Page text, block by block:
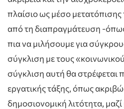
πλαίσιο ως μέσο
από τη διαπραγμάτευση -
πια να μιλήσουμε για
σύγκλιση με τους
σύγκλιση αυτή θα στρέφεται
εργατικής τάξης, όπως
δημοσιονομική λιτότητα,